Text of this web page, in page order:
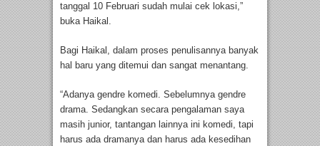
tanggal 10 Februari sudah mulai cek lokasi,”
buka Haikal.
Bagi Haikal, dalam proses penulisannya banyak
hal baru yang ditemui dan sangat menantang.
“Adanya gendre komedi. Sebelumnya gendre
drama. Sedangkan secara pengalaman saya
masih junior, tantangan lainnya ini komedi, tapi
harus ada dramanya dan harus ada kesedihan